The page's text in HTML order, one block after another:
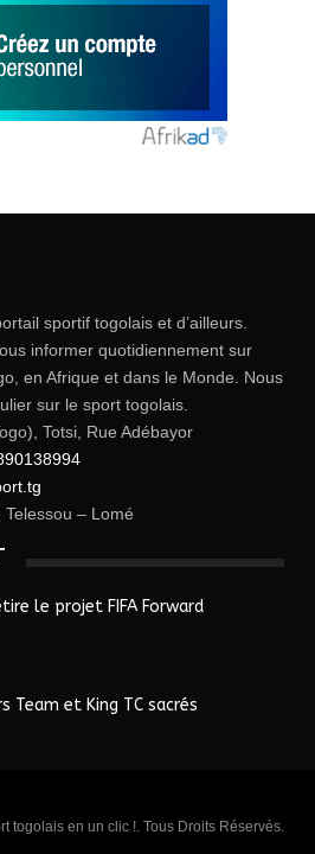
sportif togolais et d’ailleurs.
informer quotidiennement sur
en Afrique et dans le Monde. Nous
sur le sport togolais.
Totsi, Rue Adébayor
– Lomé
le projet FIFA Forward
Team et King TC sacrés
togolais en un clic !. Tous Droits Réservés.